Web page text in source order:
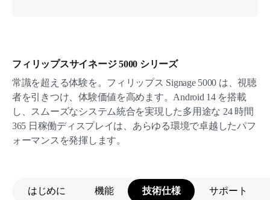
フィリップスサイネージ 5000 シリーズ
常識を超える体験を。フィリップス Signage 5000 は、視聴
者を引きつけ、体験価値を高めます。Android 14 を搭載
し、スムーズなシステム統合を実現した多用途な 24 時間
365 日稼働ディスプレイは、あらゆる環境で卓越したパフ
ォーマンスを発揮します。
はじめに 機能 技術仕様 サポート